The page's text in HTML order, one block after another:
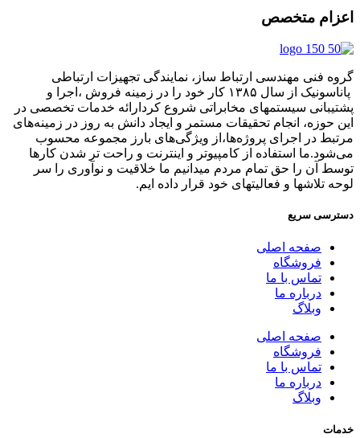
اعزام متخصص
گروه فنی مهندسی ارتباط ساز، نمایندگی تجهیزات ارتباطی
پاناسونیک از سال ۱۳۸۵ کار خود را در زمینه فروش ،اجرا و
پشتیبانی سیستمهای مخابراتی شروع کردارائه خدمات تخصصی در
این حوزه، انجام تحقیقات مستمر و ایجاد دانش به‌ روز در زمینه‌های
مرتبط در اجرای پروژه‌ها،از ویژگی‌های بارز مجموعه محسوب
می‌شود.ما استفاده از کامپیوتر و اینترنت و راحت تر شدن کارها
توسط آن را حق تمام مردم میدانیم ما خلاقیت و نوآوری را سر
لوحه تلاشها و فعالیتهای خود قرار داده ایم.
دسترسی سریع
صفحه اصلی
فروشگاه
تماس با ما
درباره ما
وبلاگ
صفحه اصلی
فروشگاه
تماس با ما
درباره ما
وبلاگ
خدمات